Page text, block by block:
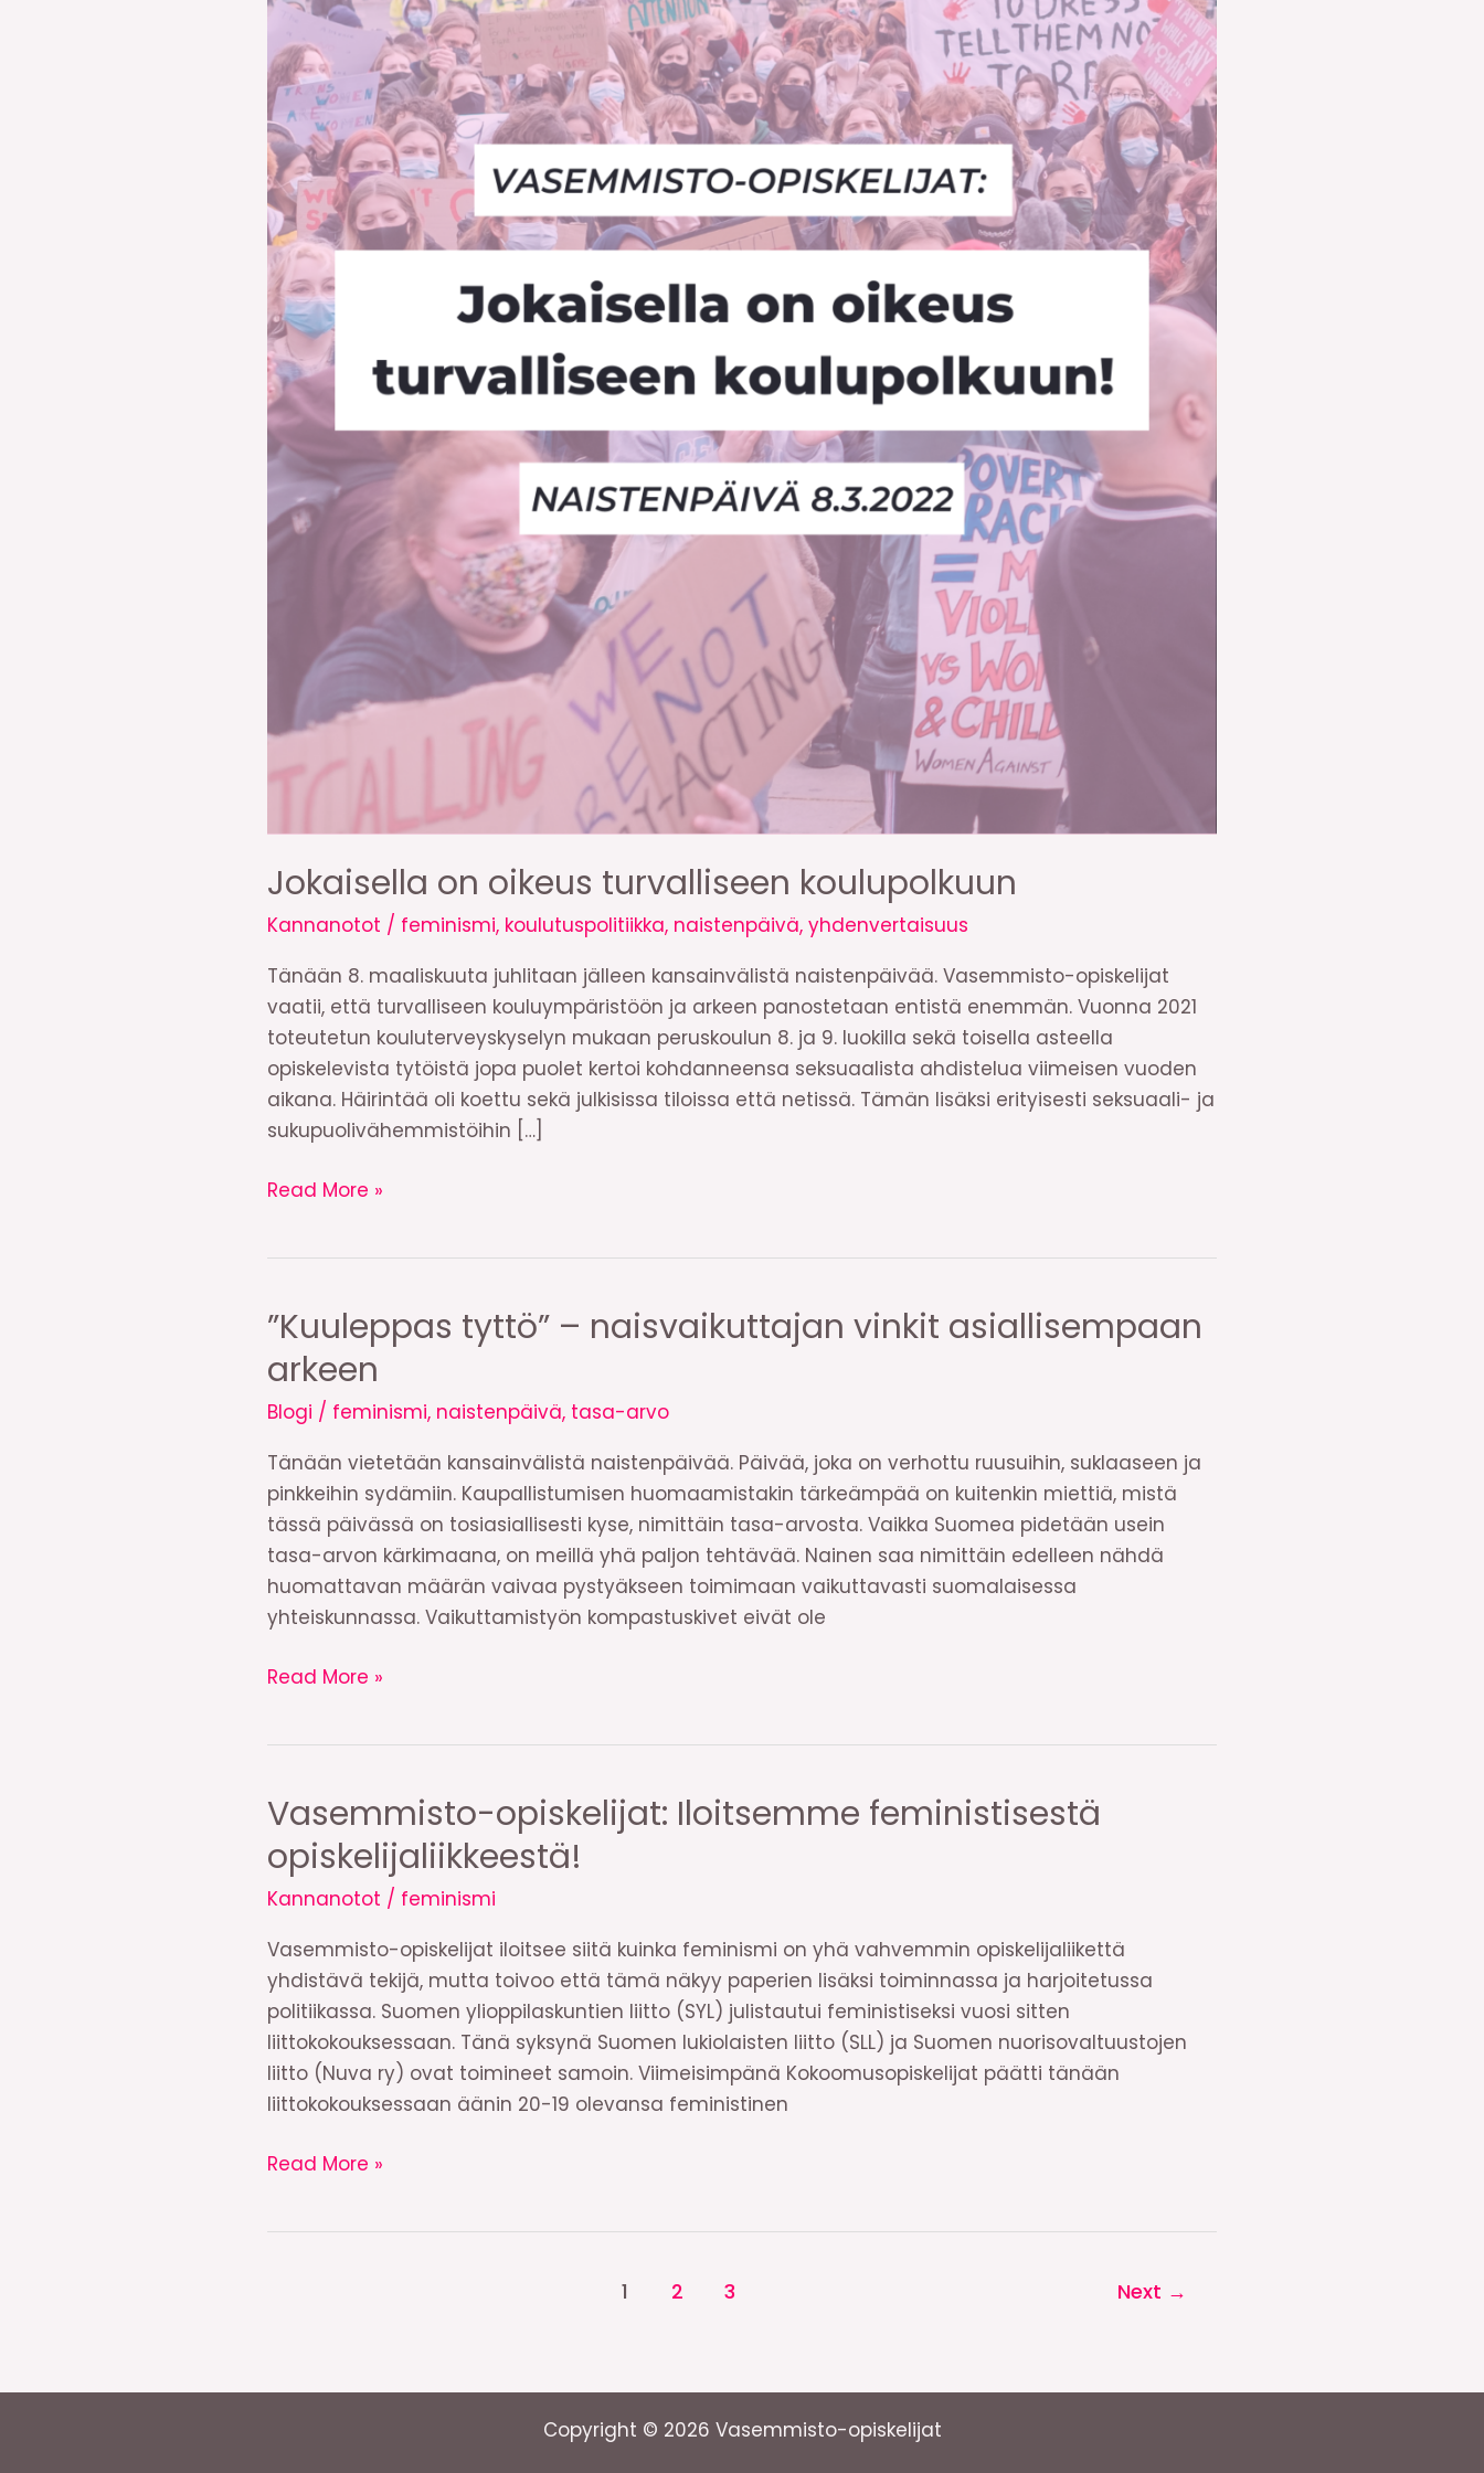
Jokaisella on oikeus turvalliseen koulupolkuun
Kannanotot / feminismi, koulutuspolitiikka, naistenpäivä, yhdenvertaisuus
Tänään 8. maaliskuuta juhlitaan jälleen kansainvälistä naistenpäivää. Vasemmisto-opiskelijat
vaatii, että turvalliseen kouluympäristöön ja arkeen panostetaan entistä enemmän. Vuonna 2021
toteutetun kouluterveyskyselyn mukaan peruskoulun 8. ja 9. luokilla sekä toisella asteella
opiskelevista tytöistä jopa puolet kertoi kohdanneensa seksuaalista ahdistelua viimeisen vuoden
aikana. Häirintää oli koettu sekä julkisissa tiloissa että netissä. Tämän lisäksi erityisesti seksuaali- ja
sukupuolivähemmistöihin […]
Jokaisella
oikeus
koulupolkuun
Read More »
”Kuuleppas tyttö” – naisvaikuttajan vinkit asiallisempaan
arkeen
Blogi / feminismi, naistenpäivä, tasa-arvo
Tänään vietetään kansainvälistä naistenpäivää. Päivää, joka on verhottu ruusuihin, suklaaseen ja
pinkkeihin sydämiin. Kaupallistumisen huomaamistakin tärkeämpää on kuitenkin miettiä, mistä
tässä päivässä on tosiasiallisesti kyse, nimittäin tasa-arvosta. Vaikka Suomea pidetään usein
tasa-arvon kärkimaana, on meillä yhä paljon tehtävää. Nainen saa nimittäin edelleen nähdä
huomattavan määrän vaivaa pystyäkseen toimimaan vaikuttavasti suomalaisessa
yhteiskunnassa. Vaikuttamistyön kompastuskivet eivät ole
”Kuuleppas
–
vinkit
asiallisempaan
arkeen
Read More »
Vasemmisto-opiskelijat: Iloitsemme feministisestä
opiskelijaliikkeestä!
Kannanotot / feminismi
Vasemmisto-opiskelijat iloitsee siitä kuinka feminismi on yhä vahvemmin opiskelijaliikettä
yhdistävä tekijä, mutta toivoo että tämä näkyy paperien lisäksi toiminnassa ja harjoitetussa
politiikassa. Suomen ylioppilaskuntien liitto (SYL) julistautui feministiseksi vuosi sitten
liittokokouksessaan. Tänä syksynä Suomen lukiolaisten liitto (SLL) ja Suomen nuorisovaltuustojen
liitto (Nuva ry) ovat toimineet samoin. Viimeisimpänä Kokoomusopiskelijat päätti tänään
liittokokouksessaan äänin 20-19 olevansa feministinen
Vasemmisto-
Iloitsemme
Read More »
1 2 3 Next →
Copyright © 2026 Vasemmisto-opiskelijat